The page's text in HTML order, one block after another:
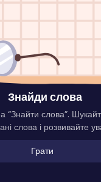
Знайди слова
“Знайти слова”.
слова і розвивайте
Грати